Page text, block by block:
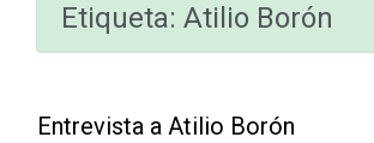
Etiqueta: Atilio Borón
Entrevista a Atilio Borón